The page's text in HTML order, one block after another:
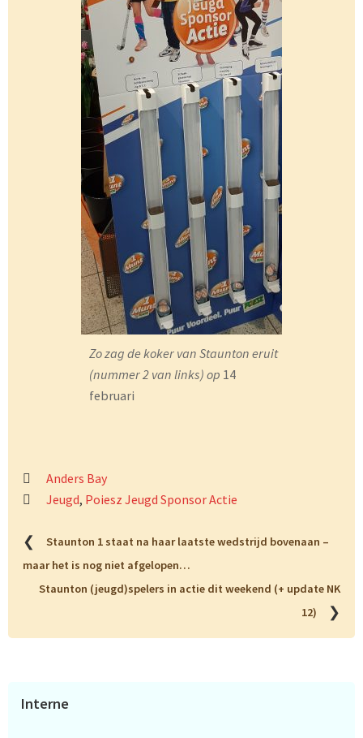
Zo zag de koker van Staunton eruit
(nummer 2 van links) op 14
februari
Anders Bay
Jeugd, Poiesz Jeugd Sponsor Actie
❮
Staunton 1 staat na haar laatste wedstrijd bovenaan –
maar het is nog niet afgelopen…
Staunton (jeugd)spelers in actie dit weekend (+ update NK
12)
❯
Primaire
Interne